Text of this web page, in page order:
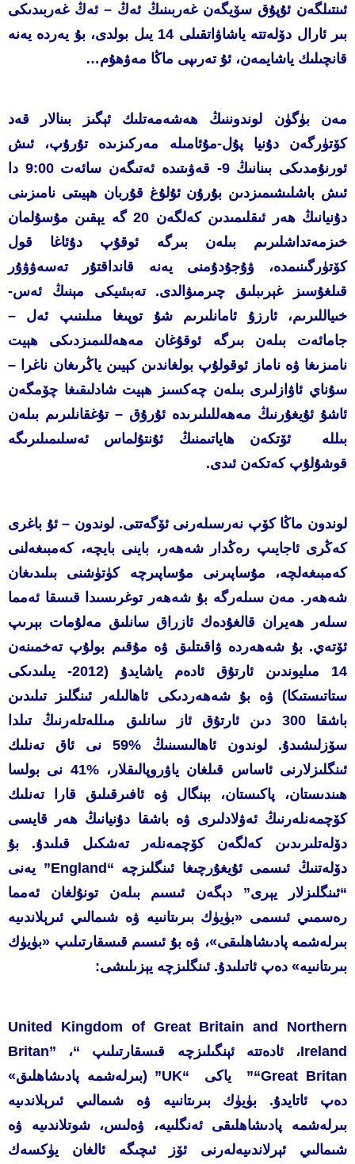
ئىنتىلگەن ئۇپۇق سۆيگەن غەربىنىڭ ئەڭ – ئەڭ غەربىدىكى
بىر ئارال دۆلەتتە ياشاۋاتقىلى 14 يىل بولدى، بۇ يەردە يەنە
قانچىلىك ياشايمەن، ئۇ تەرىپى ماڭا مەۋھۇم…
مەن بۈگۈن لوندوننىڭ ھەشەمەتلىك ئېگىز بىنالار قەد
كۆتۈرگەن دۇنيا پۇل-مۇئامىلە مەركىزىدە تۇرۇپ، ئىش
ئورنۇمدىكى بىنانىڭ 9- قەۋىتىدە ئەتىگەن سائەت 9:00 دا
ئىش باشلىشىمىزدىن بۇرۇن ئۇلۇغ قۇربان ھېيىتى نامىزىنى
دۇنيانىڭ ھەر ئىقلىمىدىن كەلگەن 20 گە يېقىن مۇسۇلمان
خىزمەتداشلىرىم بىلەن بىرگە ئوقۇپ دۇئاغا قول
كۆتۈرگىنىمدە، ۋۇجۇدۇمنى يەنە قانداقتۇر تەسەۋۋۇر
قىلغۇسىز غېرىبلىق چىرمىۋالدى. تەبىئىيكى مېنىڭ ئەس-
خىياللىرىم، ئارزۇ ئامانلىرىم شۇ توپىغا مىلىنىپ ئەل –
جامائەت بىلەن بىرگە ئوقۇغان مەھەللىمىزدىكى ھېيت
نامىزىغا ۋە ناماز ئوقولۇپ بولغاندىن كېيىن ياڭرىغان ناغرا –
سۇناي ئاۋازلىرى بىلەن چەكسىز ھېيت شادلىقىغا چۆمگەن
ئاشۇ ئۇيغۇرنىڭ مەھەللىلىرىدە ئۇرۇق – تۇغقانلىرىم بىلەن
بىللە ئۆتكەن ھاياتىمنىڭ ئۇنتۇلماس ئەسلىمىلىرىگە
قوشۇلۇپ كەتكەن ئىدى.
لوندون ماڭا كۆپ نەرسىلەرنى ئۆگەتتى. لوندون – ئۇ باغرى
كەڭرى ئاجايىپ رەڭدار شەھەر، باينى بايچە، كەمبىغەلنى
كەمبىغەلچە، مۇساپىرنى مۇساپىرچە كۈتۈشنى بىلىدىغان
شەھەر. مەن سىلەرگە بۇ شەھەر توغرىسىدا قىسقا ئەمما
سىلەر ھەيران قالغۇدەك ئازراق سانلىق مەلۇمات بېرىپ
ئۆتەي. بۇ شەھەردە ۋاقىتلىق ۋە مۇقىم بولۇپ تەخمىنەن
14 مىليوندىن ئارتۇق ئادەم ياشايدۇ (2012- يىلىدىكى
ستاتىستىكا) ۋە بۇ شەھەردىكى ئاھالىلەر ئىنگلىز تىلىدىن
باشقا 300 دىن ئارتۇق ئاز سانلىق مىللەتلەرنىڭ تىلدا
سۆزلىشىدۇ. لوندون ئاھالىسىنىڭ %59 نى ئاق تەنلىك
ئىنگلىزلارنى ئاساس قىلغان ياۋروپالىقلار، %41 نى بولسا
ھىندىستان، پاكىستان، بېنگال ۋە ئافىرقىلىق قارا تەنلىك
كۆچمەنلەرنىڭ ئەۋلادلىرى ۋە باشقا دۇنيانىڭ ھەر قايسى
دۆلەتلىرىدىن كەلگەن كۆچمەنلەر تەشكىل قىلىدۇ. بۇ
دۆلەتنىڭ ئىسمى ئۇيغۇرچىغا ئىنگلىزچە “England” يەنى
“ئىنگلىزلار يېرى” دېگەن ئىسىم بىلەن تونۇلغان ئەمما
رەسمىي ئىسمى «بۈيۈك بىرىتانىيە ۋە شىمالىي ئىرېلاندىيە
بىرلەشمە پادىشاھلىقى»، ۋە بۇ ئىسىم قىسقارتىلىپ «بۈيۈك
بىرىتانىيە» دەپ ئاتىلىدۇ. ئىنگلىزچە يېزىلىشى:
United Kingdom of Great Britain and Northern
Ireland، ئادەتتە ئېنگىلىزچە قىسقارتىلىپ “Britan” ،
“Great Britan” ياكى “UK” (بىرلەشمە پادىشاھلىق»
دەپ ئاتايدۇ. بۈيۈك بىرىتانىيە ۋە شىمالىي ئىرېلاندىيە
بىرلەشمە پادىشاھلىقى ئەنگلىيە، ۋەلىس، شوتلاندىيە ۋە
شىمالىي ئېرلاندىيەلەرنى ئۆز ئىچىگە ئالغان يۈكسەك